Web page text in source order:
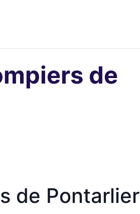
de
de Pontarlier